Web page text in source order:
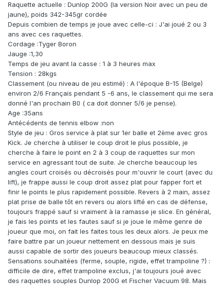
Raquette actuelle : Dunlop 200G (la version Noir avec un peu de
jaune), poids 342-345gr cordée
Depuis combien de temps je joue avec celle-ci : J'ai joué 2 ou 3
ans avec ces raquettes.
Cordage :Tyger Boron
Jauge :1,30
Temps de jeu avant la casse : 1 à 3 heures max
Tension : 28kgs
Classement (ou niveau de jeu estimé) : A l'époque B-15 (Belge)
environ 2/6 Français pendant 5 -6 ans, le classement qui me sera
donné l'an prochain B0 ( ca doit donner 5/6 je pense).
Age :35ans
Antécédents de tennis elbow :non
Style de jeu : Gros service à plat sur 1er balle et 2ème avec gros
Kick. Je cherche à utiliser le coup droit le plus possible, je
cherche à faire le point en 2 à 3 coup de raquettes sur mon
service en agressant tout de suite. Je cherche beaucoup les
angles court croisés ou décroisés pour m'ouvrir le court (avec du
lift), je frappe aussi le coup droit assez plat pour fapper fort et
finir le points le plus rapidement possible. Revers à 2 main, assez
plat prise de balle tôt en revers ou alors lifté en cas de défense,
toujours frappé sauf si vraiment à la ramasse je slice. En général,
je fais les points et les fautes sauf si je joue le même genre de
joueur que moi, on fait les faites tous les deux alors. Je peux me
faire battre par un joueur nettement en dessous mais je suis
aussi capable de sortir des joueurs beaucoup mieux classés.
Sensations souhaitées (ferme, souple, rigide, effet trampoline ?) :
difficile de dire, effet trampoline exclus, j'ai toujours joué avec
des raquettes souples Dunlop 200G et Fischer Vacuum 98. Mais